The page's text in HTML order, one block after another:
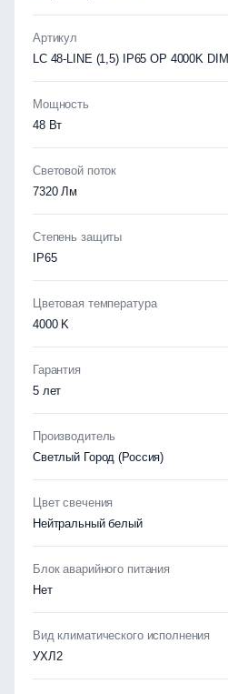
Артикул
LC 48-LINE (1,5) IP65 OP 4000K DIM
Мощность
48 Вт
Световой поток
7320 Лм
Степень защиты
IP65
Цветовая температура
4000 K
Гарантия
5 лет
Производитель
Светлый Город (Россия)
Цвет свечения
Нейтральный белый
Блок аварийного питания
Нет
Вид климатического исполнения
УХЛ2